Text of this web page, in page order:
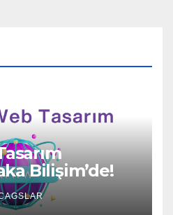
Bilişim’de!